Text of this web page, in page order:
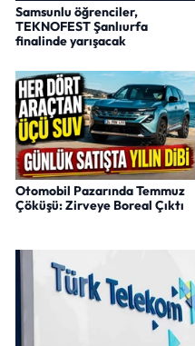
Samsunlu öğrenciler,
TEKNOFEST Şanlıurfa
finalinde yarışacak
Otomobil Pazarında Temmuz
Çöküşü: Zirveye Boreal Çıktı